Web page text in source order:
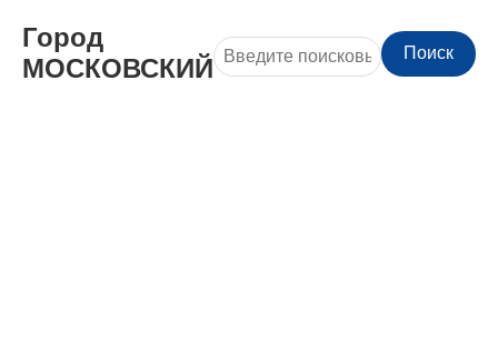
Город
МОСКОВСКИЙ
Поиск